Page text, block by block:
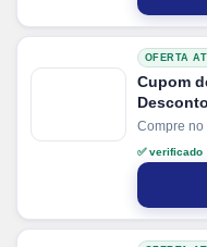
OFERTA
Cupom
Desconto
Compre no
✅ verificado